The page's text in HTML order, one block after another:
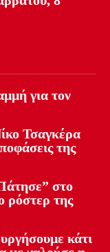
για τον
Τσαγκέρα
της
στο
ρόστερ της
κάτι